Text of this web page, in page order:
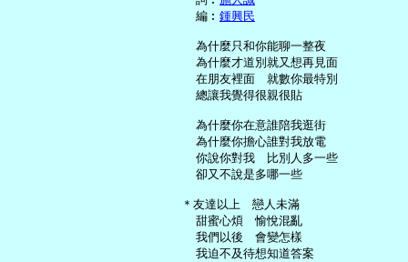
     編︰
鍾興民
     為什麼只和你能聊一整夜
     為什麼才道別就又想再見面
     在朋友裡面　就數你最特別
     總讓我覺得很親很貼
     為什麼你在意誰陪我逛街
     為什麼你擔心誰對我放電
     你說你對我　比別人多一些
     卻又不說是多哪一些
   ＊友達以上　戀人未滿
     甜蜜心煩　愉悅混亂
     我們以後　會變怎樣
     我迫不及待想知道答案